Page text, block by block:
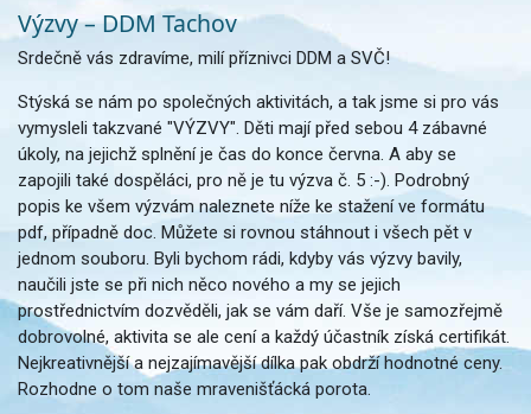
Výzvy – DDM Tachov
Srdečně vás zdravíme, milí příznivci DDM a SVČ!
Stýská se nám po společných aktivitách, a tak jsme si pro vás
vymysleli takzvané "VÝZVY". Děti mají před sebou 4 zábavné
úkoly, na jejichž splnění je čas do konce června. A aby se
zapojili také dospěláci, pro ně je tu výzva č. 5 :-). Podrobný
popis ke všem výzvám naleznete níže ke stažení ve formátu
pdf, případně doc. Můžete si rovnou stáhnout i všech pět v
jednom souboru. Byli bychom rádi, kdyby vás výzvy bavily,
naučili jste se při nich něco nového a my se jejich
prostřednictvím dozvěděli, jak se vám daří. Vše je samozřejmě
dobrovolné, aktivita se ale cení a každý účastník získá certifikát.
Nejkreativnější a nejzajímavější dílka pak obdrží hodnotné ceny.
Rozhodne o tom naše mravenišťácká porota.